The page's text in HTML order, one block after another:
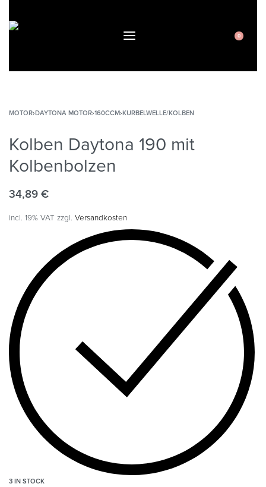
0
MOTOR›DAYTONA MOTOR›160CCM›KURBELWELLE/KOLBEN
Kolben Daytona 190 mit
Kolbenbolzen
34,89 €
incl. 19% VAT zzgl. Versandkosten
3 IN STOCK